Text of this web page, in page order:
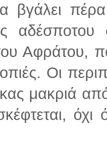
βγάλει
Αφράτου,
Οι
μακριά
όχι